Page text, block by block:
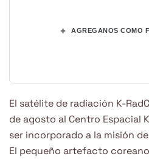
+ AGREGANOS COMO
El satélite de radiación K-
de agosto al Centro Espacial
ser incorporado a la misión
El pequeño artefacto